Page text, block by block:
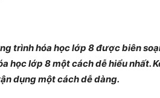
trình hóa học lớp 8 được biên
học lớp 8 một cách dễ hiểu nhất.
dụng một cách dễ dàng.